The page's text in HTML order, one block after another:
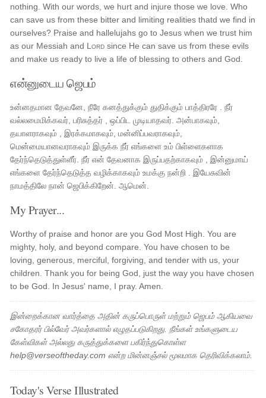
nothing. With our words, we hurt and injure those we love. Who
can save us from these bitter and limiting realities thatd we find in
ourselves? Praise and hallelujahs go to Jesus when we trust him
as our Messiah and Lord since He can save us from these evils
and make us ready to live a life of blessing to others and God.
என்னுடைய ஜெபம்
உன்னதமான தேவனே, நீரே கனத்துக்கும் துதிக்கும் பாத்திரரே . நீர்
வல்லமைமிக்கவர், பரிசுத்தர் , ஒப்பிட முடியாதவர். அன்பாகவும்,
தயாளராகவும் , இரக்கமாகவும், மன்னிப்பவராகவும்,
மென்மையானவராகவும் இருக்க நீர் எங்களை உம் பிள்ளைகளாக
தேர்ந்தெடுத்துள்ளீர். நீர் என் தேவனாக இருப்பதற்காகவும் , இன்னுமாய்
எங்களை தேர்ந்தெடுத்த வழிக்காகவும் உமக்கு நன்றி . இயேசுவின்
நாமத்திலே நான் ஜெபிக்கிறேன். ஆமென்.
My Prayer...
Worthy of praise and honor are you God Most High. You are
mighty, holy, and beyond compare. You have chosen to be
loving, generous, merciful, forgiving, and tender with us, your
children. Thank you for being God, just the way you have chosen
to be God. In Jesus' name, I pray. Amen.
இன்றைக்கான வார்த்தை அதின் கருப்பொருள் மற்றும் ஜெபம் ஆகியவை
சகோதரர் பில்வேர் அவர்களால் எழுதப்படுகிறது. நீங்கள் உங்களுடைய
கேள்விகள் அல்லது கருத்துக்களை பகிர்ந்துகொள்ள
help@verseoftheday.com என்ற மின்னஞ்சல் மூலமாக தெரிவிக்கலாம்.
Today's Verse Illustrated